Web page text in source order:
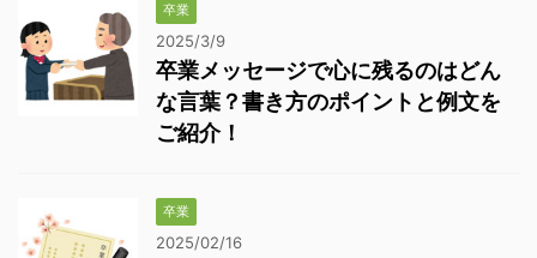
卒業
2025/3/9
卒業メッセージで心に残るのはどん
な言葉？書き方のポイントと例文を
ご紹介！
卒業
2025/02/16